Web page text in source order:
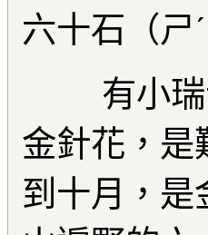
六十石（ㄕ
有小瑞士
金針花，是
到十月，是